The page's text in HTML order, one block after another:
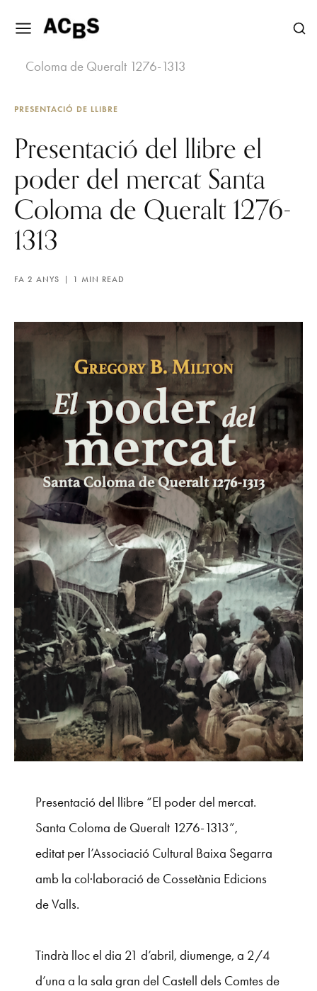
Agenda
Coloma de Queralt 1276-1313
PRESENTACIÓ DE LLIBRE
Presentació del llibre el
poder del mercat Santa
Coloma de Queralt 1276-
1313
FA 2 ANYS 1 MIN READ
Presentació del llibre “El poder del mercat.
Santa Coloma de Queralt 1276-1313”,
editat per l’Associació Cultural Baixa Segarra
amb la col·laboració de Cossetània Edicions
de Valls.
Tindrà lloc el dia 21 d’abril, diumenge, a 2/4
d’una a la sala gran del Castell dels Comtes de